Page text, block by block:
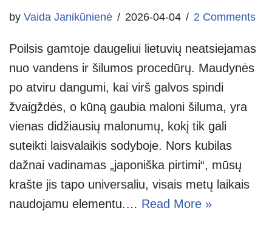
by Vaida Janikūnienė 2026-04-04 2 Comments
Poilsis gamtoje daugeliui lietuvių neatsiejamas
nuo vandens ir šilumos procedūrų. Maudynės
po atviru dangumi, kai virš galvos spindi
žvaigždės, o kūną gaubia maloni šiluma, yra
vienas didžiausių malonumų, kokį tik gali
suteikti laisvalaikis sodyboje. Nors kubilas
dažnai vadinamas „japoniška pirtimi“, mūsų
krašte jis tapo universaliu, visais metų laikais
naudojamu elementu.… Read More »